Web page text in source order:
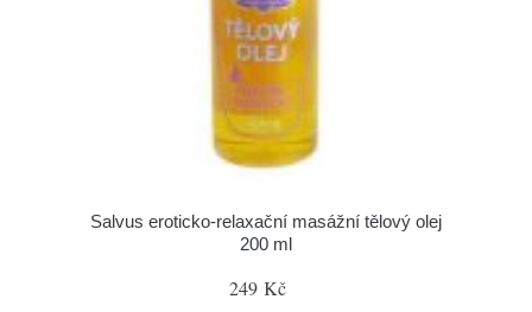
Salvus eroticko-relaxační masážní tělový olej
200 ml
249 Kč